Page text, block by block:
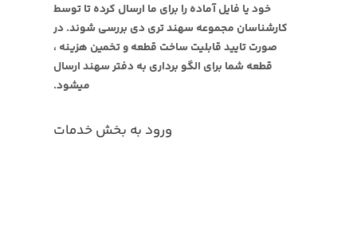
خود یا فایل آماده را برای ما ارسال کرده تا توسط
کارشناسان مجموعه سهند تری دی بررسی شوند. در
صورت تایید قابلیت ساخت قطعه و تخمین هزینه ،
قطعه شما برای الگو برداری به دفتر سهند ارسال
میشود.
ورود به بخش خدمات